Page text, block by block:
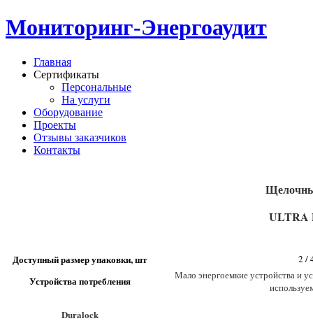
Мониторинг-Энергоаудит
Главная
Сертификаты
Персональные
На услуги
Оборудование
Проекты
Отзывы заказчиков
Контакты
ULTRA
Доступный размер упаковки, шт 2 /
Устройства потребления
Мало энергоемкие устройства и
Duralock